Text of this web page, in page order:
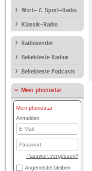
Wort- & Sport-Radio
Klassik-Radio
Radiosender
Beliebteste Radios
Beliebteste Podcasts
Mein phonostar
Mein phonostar
Anmelden
E-
Mail
Passwort
Passwort vergessen?
Angemeldet bleiben
- Der Nr. …